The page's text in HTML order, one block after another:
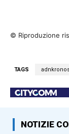
© Riproduzione
TAGS
NOTIZIE